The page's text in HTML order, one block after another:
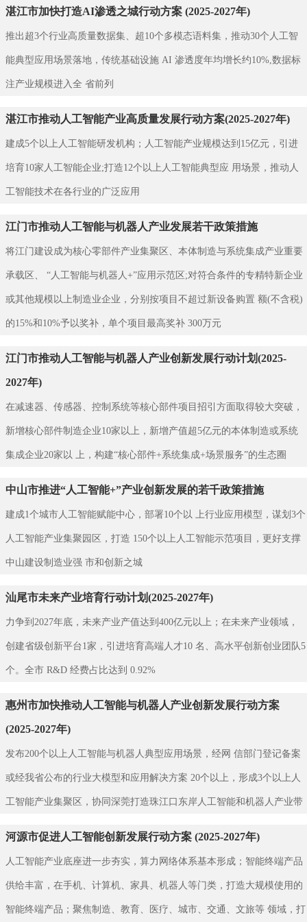
湛江市加快打造AI渗透之城行动方案 (2025-2027年)
推出超3个行业高质量数据集、超10个多模态语料集，推动30个人工智
能典型应用场景落地，传统基础设施 AI 渗透度年均增长约10%,数据标
注产业规模进入全 省前列
湛江市推动人工智能产业高质量发展行动方案(2025-2027年)
建成5个以上人工智能研发机构；人工智能产业规模达到15亿元，引进
培育10家人工智能企业;打造12个以上人工智能典型应 用场景，推动人
工智能技术在各行业的广泛应用
江门市推动人工智能与机器人产业发展若干政策措施
将江门建设成为核心零部件产业集聚区、本体制造与系统集成产业重要
承载区、 “人工智能与机器人+”应用示范区;对符合条件的专精特新企业
或其他规模以上制造业企业，分别按项目不超过新设备购置 额(不含税)
的15%和10%予以奖补，单个项目最高奖补 300万元
江门市推动人工智能与机器人产业创新发展行动计划(2025-
2027年)
在减速器、传感器、控制系统等核心部件项目招引方面取得较大突破，
新增核心部件制造企业10家以上，新增产值超5亿元的本体制造或系统
集成企业20家以 上，构建“核心部件+系统集成+场景服务”的生态圈
中山市推进“人工智能+”产业创新发展的若千政策措施
建成1个城市人工智能赋能中心，部署10个以 上行业应用模型，谋划3个
人工智能产业集聚园区，打造 150个以上人工智能示范项目，更好支撑
中山建设制造业强 市和创新之城
汕尾市未来产业培育行动计划(2025-2027年)
力争到2027年底，未来产业产值达到400亿元以上；在未来产业领域，
创建省级创新平台1家，引进培育高端人才10 名、高水平创新创业团队5
个。全市 R&D 经费占比达到 0.92%
惠州市加快推动人工智能与机器人产业创新发展行动方案
(2025-2027年)
发布200个以上人工智能与机器人典型应用场景，经网 信部门登记备案
或经我省公布的行业大模型和应用解决方案 20个以上，形成3个以上人
工智能产业集聚区，协同深莞打造珠江口东岸人工智能和机器人产业带
河源市促进人工智能创新发展行动方案 (2025-2027年)
人工智能产业底座进一步夯实，算力网络体系基本形成；智能终端产品
供给丰富，在手机、计算机、家具、机器人等门类，打造大规模使用的
智能终端产品；聚焦制造、教育、医疗、城市、交通、文旅等 领域，打